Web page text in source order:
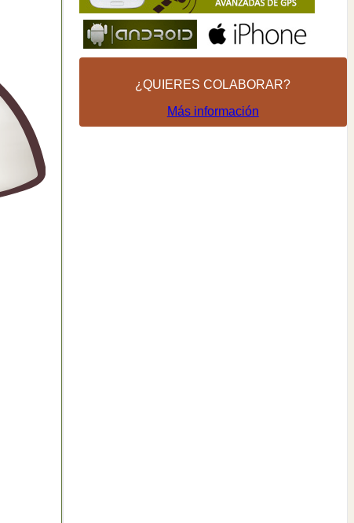
¿QUIERES COLABORAR?
Más información